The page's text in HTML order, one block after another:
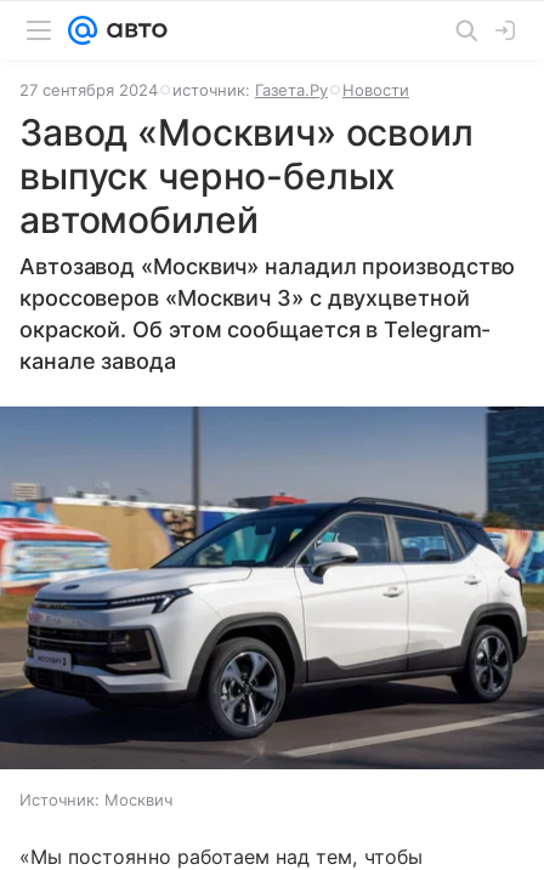
27 сентября 2024 источник: Газета.Ру Новости
Завод «Москвич» освоил
выпуск черно-белых
автомобилей
Автозавод «Москвич» наладил производство
кроссоверов «Москвич 3» с двухцветной
окраской. Об этом сообщается в Telegram-
канале завода
Источник: Москвич
«Мы постоянно работаем над тем, чтобы